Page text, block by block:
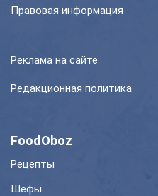
Правовая информация
Реклама на сайте
Редакционная политика
FoodOboz
Рецепты
Шефы